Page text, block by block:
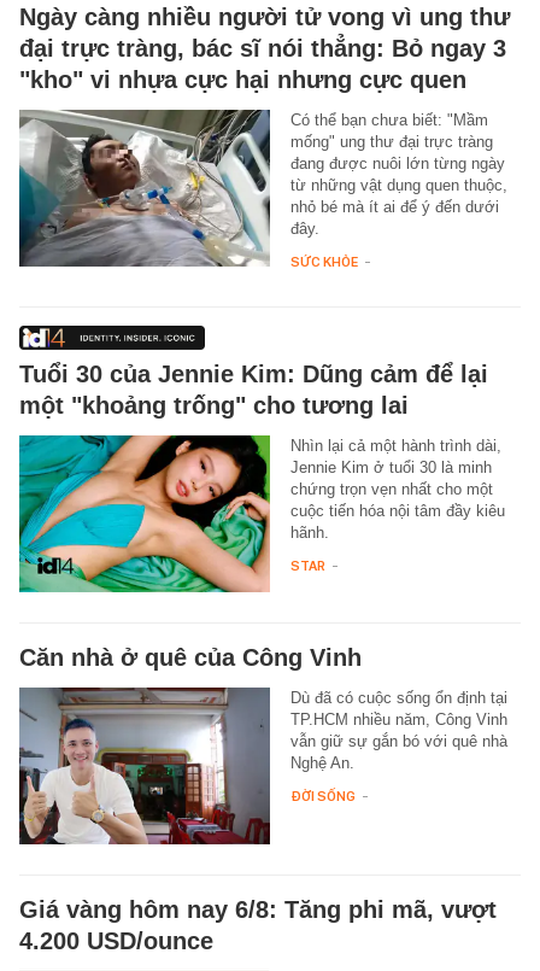
Ngày càng nhiều người tử vong vì ung thư
đại trực tràng, bác sĩ nói thẳng: Bỏ ngay 3
"kho" vi nhựa cực hại nhưng cực quen
Có thể bạn chưa biết: "Mầm
mống" ung thư đại trực tràng
đang được nuôi lớn từng ngày
từ những vật dụng quen thuộc,
nhỏ bé mà ít ai để ý đến dưới
đây.
SỨC KHỎE -
Tuổi 30 của Jennie Kim: Dũng cảm để lại
một "khoảng trống" cho tương lai
Nhìn lại cả một hành trình dài,
Jennie Kim ở tuổi 30 là minh
chứng trọn vẹn nhất cho một
cuộc tiến hóa nội tâm đầy kiêu
hãnh.
STAR -
Căn nhà ở quê của Công Vinh
Dù đã có cuộc sống ổn định tại
TP.HCM nhiều năm, Công Vinh
vẫn giữ sự gắn bó với quê nhà
Nghệ An.
ĐỜI SỐNG -
Giá vàng hôm nay 6/8: Tăng phi mã, vượt
4.200 USD/ounce